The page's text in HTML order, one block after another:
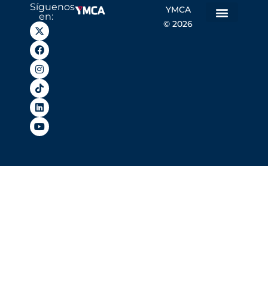
Síguenos
en:
YMCA
© 2026